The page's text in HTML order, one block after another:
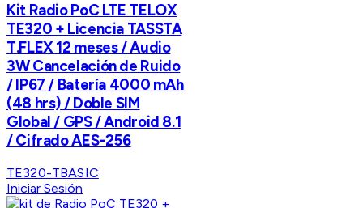
Kit Radio PoC LTE TELOX
TE320 + Licencia TASSTA
T.FLEX 12 meses / Audio
3W Cancelación de Ruido
/ IP67 / Batería 4000 mAh
(48 hrs) / Doble SIM
Global / GPS / Android 8.1
/ Cifrado AES-256
TE320-TBASIC
Iniciar Sesión